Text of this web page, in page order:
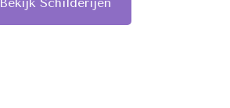
Bekijk Schilderijen